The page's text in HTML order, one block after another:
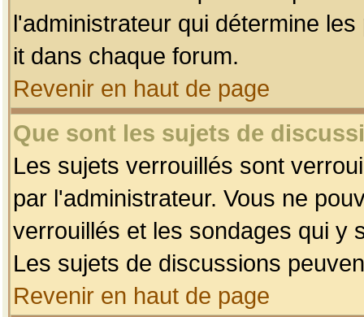
l'administrateur qui détermine
it dans chaque forum.
Revenir en haut de page
Que sont les sujets de
Les sujets verrouillés sont
par l'administrateur. Vous ne
verrouillés et les sondages qui y
Les sujets de discussions
Revenir en haut de page